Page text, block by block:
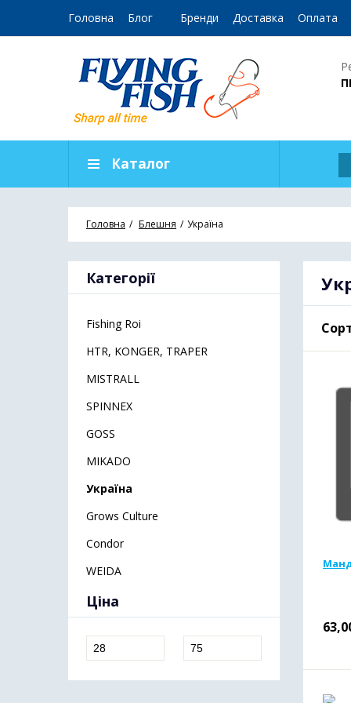
Головна Блог Бренди Доставка Оплата
Каталог
Головна Блешня Україна
Категорії
Fishing Roi
HTR, KONGER, TRAPER
MISTRALL
SPINNEX
GOSS
MIKADO
Україна
Grows Culture
Condor
WEIDA
Ціна